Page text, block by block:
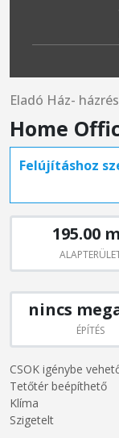
Eladó Ház-
Home
Felújításhoz
195.00 m
nincs
ÉPÍTÉS
CSOK igénybe
Tetőtér beépíthető
Klíma
Szigetelt